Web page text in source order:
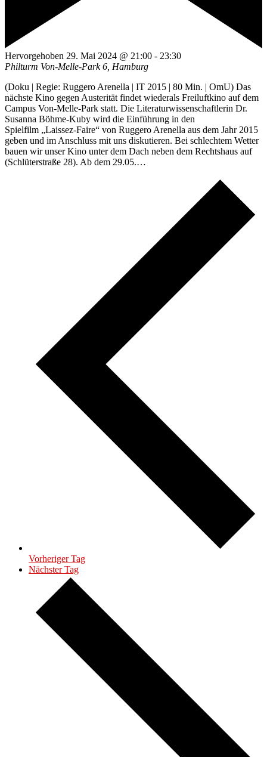
Hervorgehoben 29. Mai 2024 @ 21:00 - 23:30
Philturm Von-Melle-Park 6, Hamburg
(Doku | Regie: Ruggero Arenella | IT 2015 | 80 Min. | OmU) Das
nächste Kino gegen Austerität findet wiederals Freiluftkino auf dem
Campus Von-Melle-Park statt. Die Literaturwissenschaftlerin Dr.
Susanna Böhme-Kuby wird die Einführung in den
Spielfilm „Laissez-Faire“ von Ruggero Arenella aus dem Jahr 2015
geben und im Anschluss mit uns diskutieren. Bei schlechtem Wetter
bauen wir unser Kino unter dem Dach neben dem Rechtshaus auf
(Schlüterstraße 28). Ab dem 29.05.…
Vorheriger Tag
Nächster Tag